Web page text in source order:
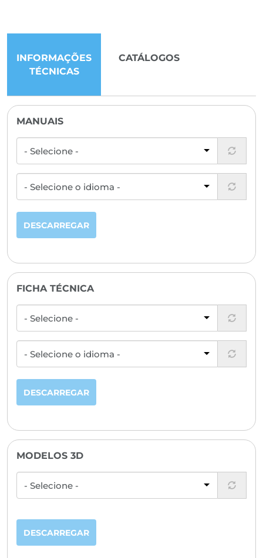
INFORMAÇÕES
TÉCNICAS
CATÁLOGOS
MANUAIS
DESCARREGAR
FICHA TÉCNICA
DESCARREGAR
MODELOS 3D
DESCARREGAR